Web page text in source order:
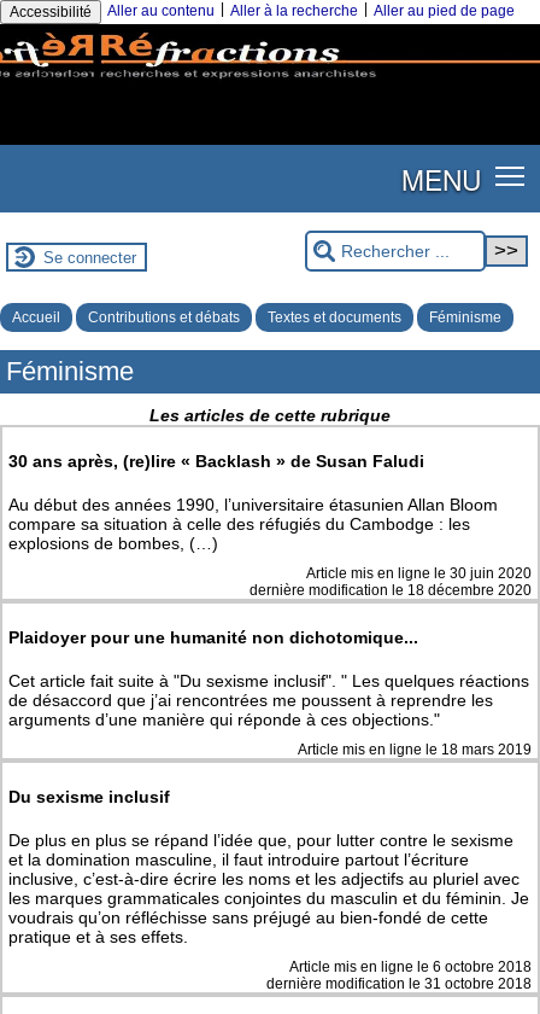
Accessibilité Aller au contenu Aller à la recherche Aller au pied de page
MENU
Se connecter
Accueil Contributions et débats Textes et documents Féminisme
Féminisme
Les articles de cette rubrique
30 ans après, (re)lire « Backlash » de Susan Faludi
Au début des années 1990, l’universitaire étasunien Allan Bloom
compare sa situation à celle des réfugiés du Cambodge : les
explosions de bombes, (…)
Article mis en ligne le 30 juin 2020
dernière modification le 18 décembre 2020
Plaidoyer pour une humanité non dichotomique...
Cet article fait suite à "Du sexisme inclusif". " Les quelques réactions
de désaccord que j’ai rencontrées me poussent à reprendre les
arguments d’une manière qui réponde à ces objections."
Article mis en ligne le 18 mars 2019
Du sexisme inclusif
De plus en plus se répand l’idée que, pour lutter contre le sexisme
et la domination masculine, il faut introduire partout l’écriture
inclusive, c’est-à-dire écrire les noms et les adjectifs au pluriel avec
les marques grammaticales conjointes du masculin et du féminin. Je
voudrais qu’on réfléchisse sans préjugé au bien-fondé de cette
pratique et à ses effets.
Article mis en ligne le 6 octobre 2018
dernière modification le 31 octobre 2018